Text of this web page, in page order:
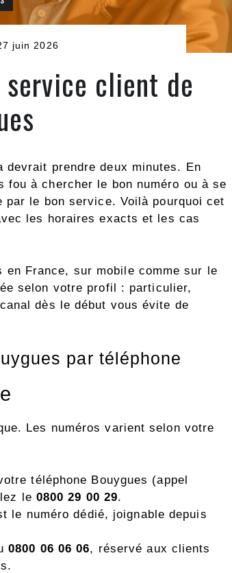
juin 2026
client de
prendre deux minutes. En
fou à chercher le bon numéro ou à se
le bon service. Voilà pourquoi cet
les horaires exacts et les cas
en France, sur mobile comme sur le
selon votre profil : particulier,
dès le début vous évite de
par téléphone
Les numéros varient selon votre
téléphone Bouygues (appel
le 0800 29 00 29.
le numéro dédié, joignable depuis
0800 06 06 06, réservé aux clients